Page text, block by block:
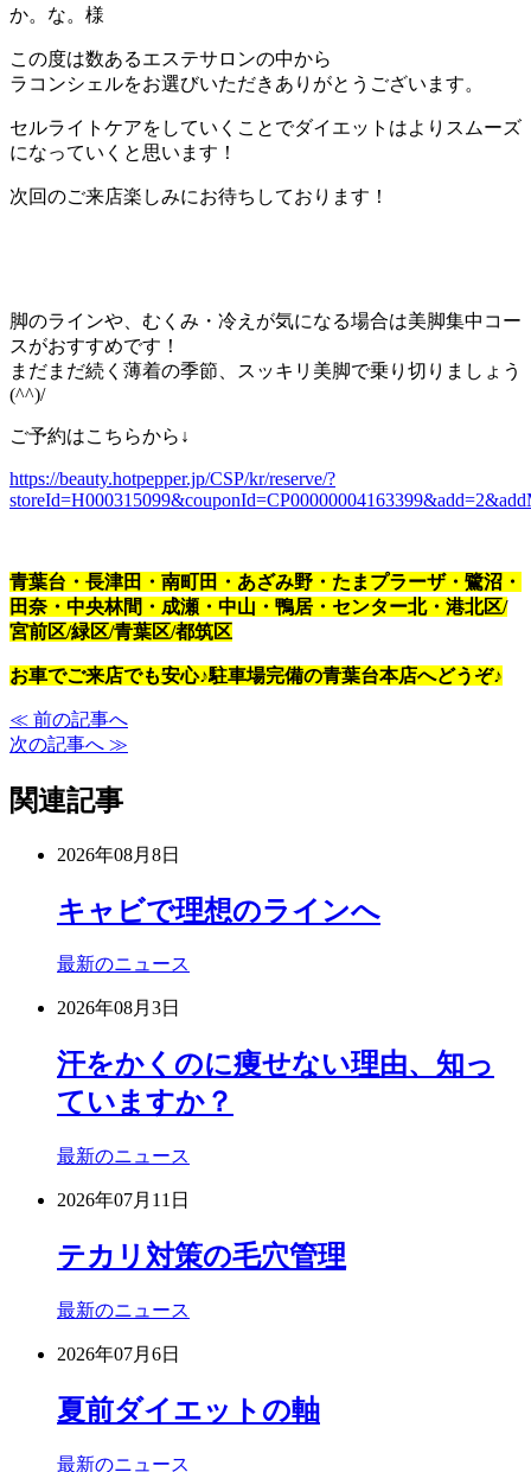
か。な。様
この度は数あるエステサロンの中から
ラコンシェルをお選びいただきありがとうございます。
セルライトケアをしていくことでダイエットはよりスムーズ
になっていくと思います！
次回のご来店楽しみにお待ちしております！
脚のラインや、むくみ・冷えが気になる場合は美脚集中コー
スがおすすめです！
まだまだ続く薄着の季節、スッキリ美脚で乗り切りましょう
(^^)/
ご予約はこちらから↓
https://beauty.hotpepper.jp/CSP/kr/reserve/?
青葉台・長津田・南町田・あざみ野・たまプラーザ・鷺沼・
田奈・中央林間・成瀬・中山・鴨居・センター北・港北区/
宮前区/緑区/青葉区/都筑区
お車でご来店でも安心♪駐車場完備の青葉台本店へどうぞ♪
≪ 前の記事へ
次の記事へ ≫
関連記事
2026年08月8日
キャビで理想のラインへ
最新のニュース
2026年08月3日
汗をかくのに痩せない理由、知っ
ていますか？
最新のニュース
2026年07月11日
テカリ対策の毛穴管理
最新のニュース
2026年07月6日
夏前ダイエットの軸
最新のニュース